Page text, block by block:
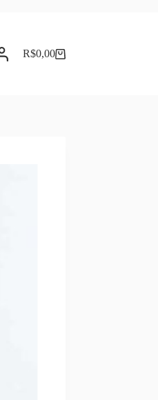
Carrinho
R$0,00